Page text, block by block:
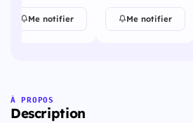
Me notifier Me notifier
À PROPOS
Description